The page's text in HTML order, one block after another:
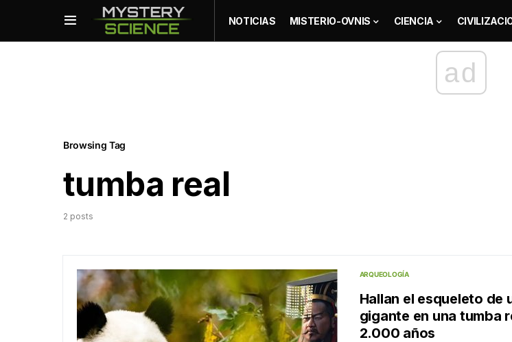
NOTICIAS MISTERIO-OVNIS CIENCIA
ad
Browsing Tag
tumba real
2 posts
ARQUEOLOGÍA
Hallan el esqueleto de
gigante en una tumba
2.000 años